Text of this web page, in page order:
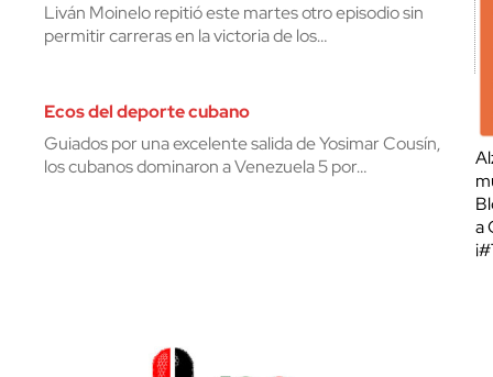
Liván Moinelo repitió este martes otro episodio sin
permitir carreras en la victoria de los…
Ecos del deporte cubano
Guiados por una excelente salida de Yosimar Cousín,
los cubanos dominaron a Venezuela 5 por…
a